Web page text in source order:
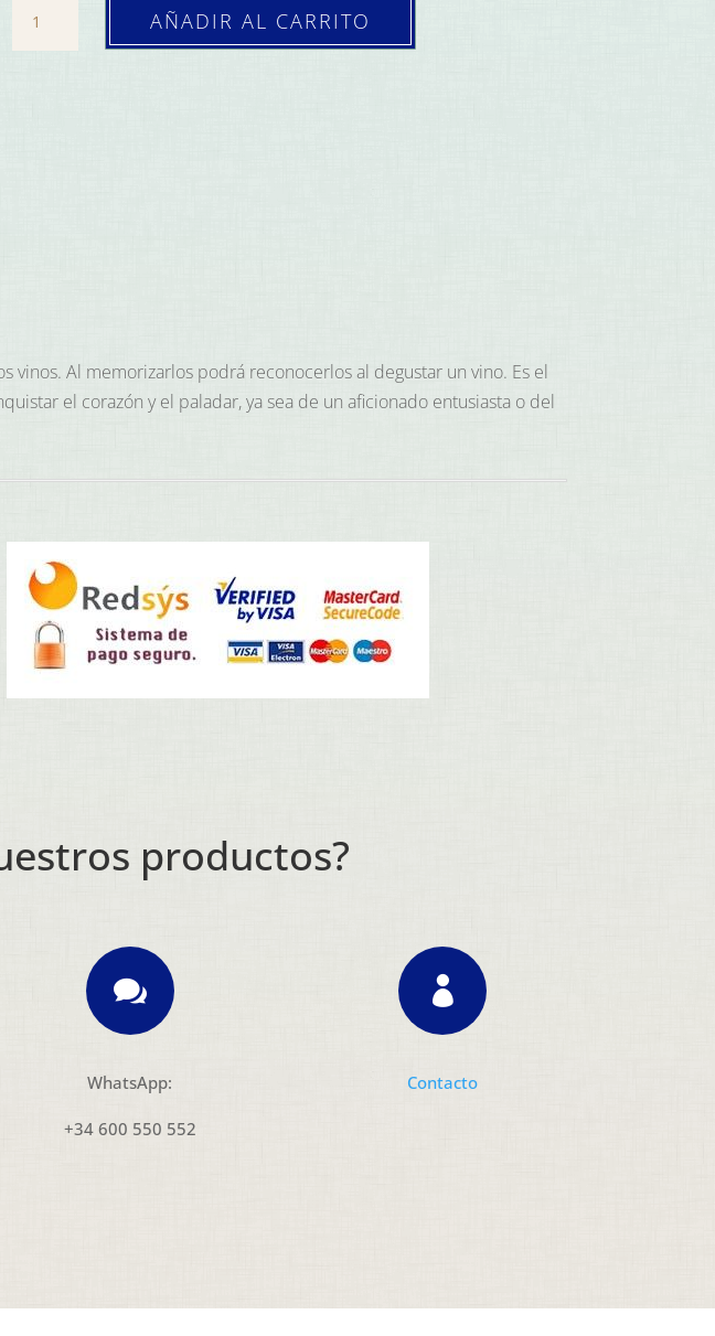
AÑADIR AL CARRITO
Al memorizarlos podrá reconocerlos al degustar un vino. Es el
el corazón y el paladar, ya sea de un aficionado entusiasta o del
productos?

WhatsApp:
+34 600 550 552

Contacto